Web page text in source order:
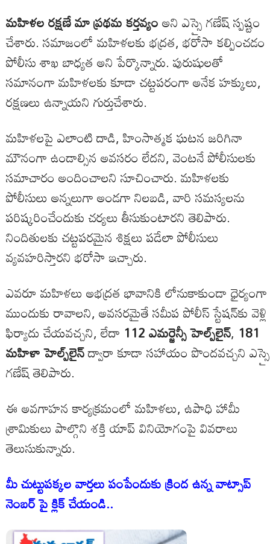
మహిళల రక్షణే మా ప్రథమ కర్తవ్యంఅని ఎస్సై గణేష్ స్పష్టం
చేశారు. సమాజంలో మహిళలకు భద్రత, భరోసా కల్పించడం
పోలీసు శాఖ బాధ్యత అని పేర్కొన్నారు. పురుషులతో
సమానంగా మహిళలకు కూడా చట్టపరంగా అనేక హక్కులు,
రక్షణలు ఉన్నాయని గుర్తుచేశారు.
మహిళలపై ఎలాంటి దాడి, హింసాత్మక ఘటన జరిగినా
మౌనంగా ఉండాల్సిన అవసరం లేదని, వెంటనే పోలీసులకు
సమాచారం అందించాలని సూచించారు. మహిళలకు
పోలీసులు అన్నలుగా అండగా నిలబడి, వారి సమస్యలను
పరిష్కరించేందుకు చర్యలు తీసుకుంటారని తెలిపారు.
నిందితులకు చట్టపరమైన శిక్షలు పడేలా పోలీసులు
వ్యవహరిస్తారని భరోసా ఇచ్చారు.
ఎవరూ మహిళలు అభద్రత భావానికి లోనుకాకుండా ధైర్యంగా
ముందుకు రావాలని, అవసరమైతే సమీప పోలీస్ స్టేషన్‌కు వెళ్లి
ఫిర్యాదు చేయవచ్చని, లేదా 112 ఎమర్జెన్సీ హెల్ప్‌లైన్, 181
మహిళా హెల్ప్‌లైన్ద్వారా కూడా సహాయం పొందవచ్చని ఎస్సై
గణేష్ తెలిపారు.
ఈ అవగాహన కార్యక్రమంలో మహిళలు, ఉపాధి హామీ
శ్రామికులు పాల్గొని శక్తి యాప్ వినియోగంపై వివరాలు
తెలుసుకున్నారు.
మీ చుట్టుపక్కల వార్తలు పంపేందుకు క్రింద ఉన్న వాట్సాప్
నెంబర్ పై క్లిక్ చేయండి..